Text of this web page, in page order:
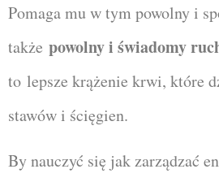
Pomaga mu w tym powolny i
także powolny i świadomy
to lepsze krążenie krwi, które
stawów i ścięgien.
By nauczyć się jak zarządzać